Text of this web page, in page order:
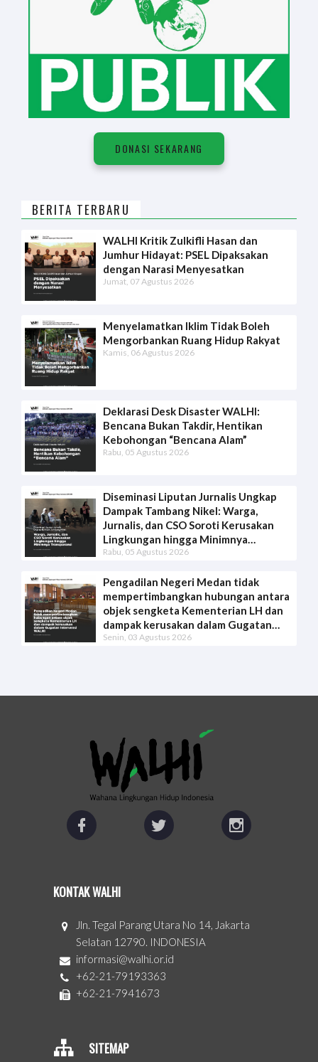
DONASI SEKARANG
BERITA TERBARU
WALHI Kritik Zulkifli Hasan dan
Jumhur Hidayat: PSEL Dipaksakan
dengan Narasi Menyesatkan
Jumat, 07 Agustus 2026
Menyelamatkan Iklim Tidak Boleh
Mengorbankan Ruang Hidup Rakyat
Kamis, 06 Agustus 2026
Deklarasi Desk Disaster WALHI:
Bencana Bukan Takdir, Hentikan
Kebohongan “Bencana Alam”
Rabu, 05 Agustus 2026
Diseminasi Liputan Jurnalis Ungkap
Dampak Tambang Nikel: Warga,
Jurnalis, dan CSO Soroti Kerusakan
Lingkungan hingga Minimnya
Transparansi
Rabu, 05 Agustus 2026
Pengadilan Negeri Medan tidak
mempertimbangkan hubungan antara
objek sengketa Kementerian LH dan
dampak kerusakan dalam Gugatan
Intervensi WALHI
Senin, 03 Agustus 2026
KONTAK WALHI
Jln. Tegal Parang Utara No 14, Jakarta
Selatan 12790. INDONESIA
informasi@walhi.or.id
+62-21-79193363
+62-21-7941673
SITEMAP